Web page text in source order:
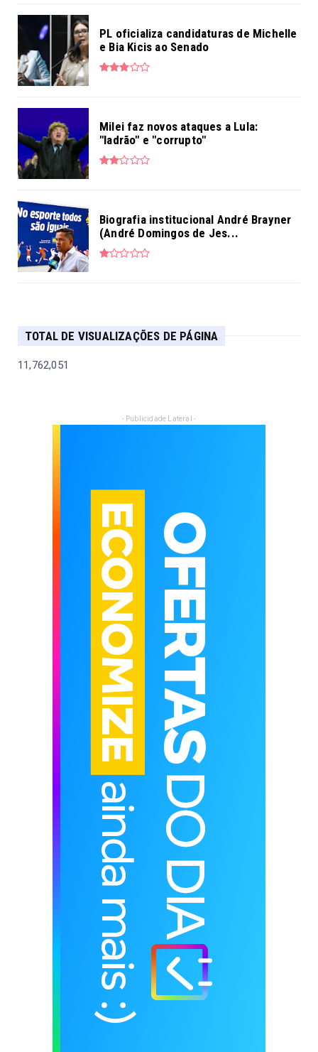
PL oficializa candidaturas de Michelle
e Bia Kicis ao Senado
Milei faz novos ataques a Lula:
"ladrão" e "corrupto"
Biografia institucional André Brayner
(André Domingos de Jes...
TOTAL DE VISUALIZAÇÕES DE PÁGINA
11,762,051
- Publicidade Lateral -